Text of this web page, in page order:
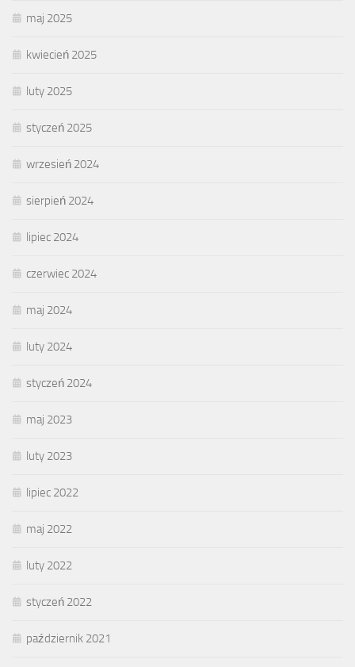
maj 2025
kwiecień 2025
luty 2025
styczeń 2025
wrzesień 2024
sierpień 2024
lipiec 2024
czerwiec 2024
maj 2024
luty 2024
styczeń 2024
maj 2023
luty 2023
lipiec 2022
maj 2022
luty 2022
styczeń 2022
październik 2021